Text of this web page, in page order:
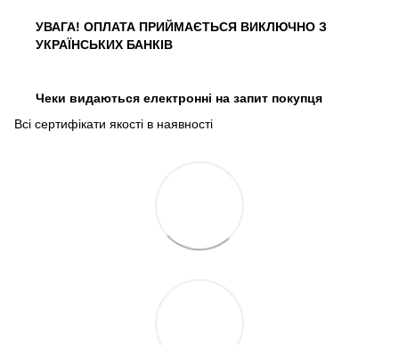
УВАГА! ОПЛАТА ПРИЙМАЄТЬСЯ ВИКЛЮЧНО З
УКРАЇНСЬКИХ БАНКІВ
Чеки видаються електронні на запит покупця
Всі сертифікати якості в наявності